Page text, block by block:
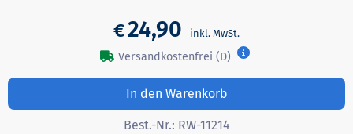
€24,90
Versandkostenfrei (D)
In den Warenkorb
Best.-Nr.: RW-11214